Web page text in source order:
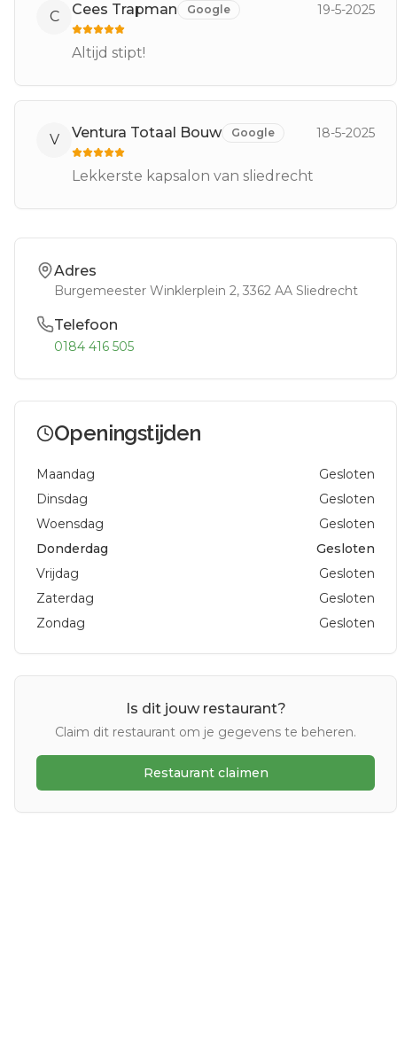
C Cees Trapman Google 19-5-2025
Altijd stipt!
V Ventura Totaal Bouw Google 18-5-2025
Lekkerste kapsalon van sliedrecht
Adres
Burgemeester Winklerplein 2, 3362 AA Sliedrecht
Telefoon
0184 416 505
Openingstijden
Maandag
Gesloten
Dinsdag
Gesloten
Woensdag
Gesloten
Donderdag
Gesloten
Vrijdag
Gesloten
Zaterdag
Gesloten
Zondag
Gesloten
Is dit jouw restaurant?
Claim dit restaurant om je gegevens te beheren.
Restaurant claimen